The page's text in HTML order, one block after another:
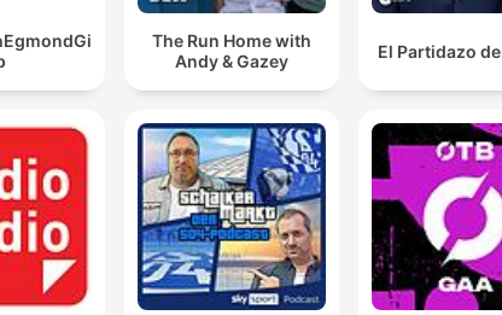
The Run Home with
Andy & Gazey
El Partidazo de